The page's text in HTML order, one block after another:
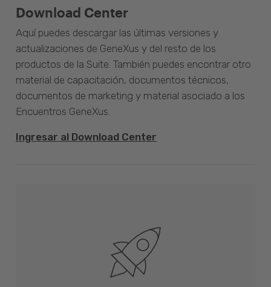
Download Center
Aquí puedes descargar las últimas versiones y
actualizaciones de GeneXus y del resto de los
productos de la Suite. También puedes encontrar otro
material de capacitación, documentos técnicos,
documentos de marketing y material asociado a los
Encuentros GeneXus.
Ingresar al Download Center